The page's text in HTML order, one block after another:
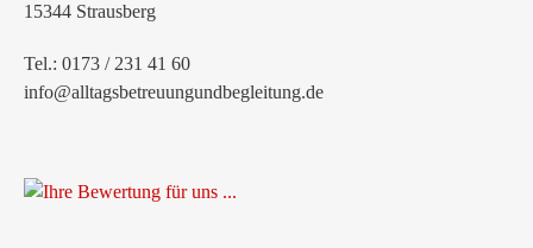
15344 Strausberg
Tel.: 0173 / 231 41 60
info@alltagsbetreuungundbegleitung.de